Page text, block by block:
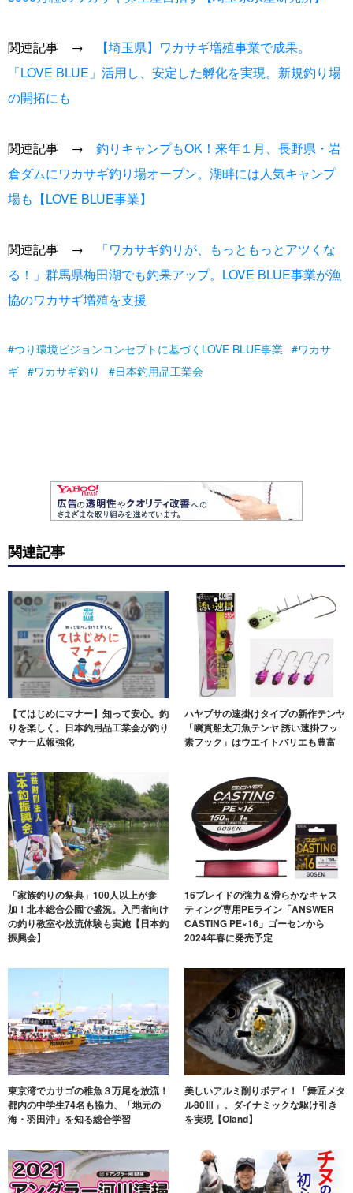
関連記事 →
【埼玉県】ワカサギ増殖事業で成果。
「LOVE BLUE」活用し、安定した孵化を実現。新規釣り場
の開拓にも
関連記事 → 釣りキャンプもOK！来年１月、長野県・岩
倉ダムにワカサギ釣り場オープン。湖畔には人気キャンプ
場も【LOVE BLUE事業】
関連記事 →
「ワカサギ釣りが、もっともっとアツくな
る！」群馬県梅田湖でも釣果アップ。LOVE BLUE事業が漁
協のワカサギ増殖を支援
つり環境ビジョンコンセプトに基づくLOVE BLUE事業
ワカサ
ギ
ワカサギ釣り 日本釣用品工業会
関連記事
【てはじめにマナー】知って安心。釣
りを楽しく。日本釣用品工業会が釣り
マナー広報強化
ハヤブサの速掛けタイプの新作テンヤ
「瞬貫船太刀魚テンヤ 誘い速掛フッ
素フック」はウエイトバリエも豊富
「家族釣りの祭典」100人以上が参
加！北本総合公園で盛況。入門者向け
の釣り教室や放流体験も実施【日本釣
振興会】
16ブレイドの強力＆滑らかなキャス
ティング専用PEライン「ANSWER
CASTING PE×16」ゴーセンから
2024年春に発売予定
東京湾でカサゴの稚魚３万尾を放流！
都内の中学生74名も協力、「地元の
海・羽田沖」を知る総合学習
美しいアルミ削りボディ！「舞匠メタ
ル80Ⅲ」。ダイナミックな駆け引き
を実現【Oland】